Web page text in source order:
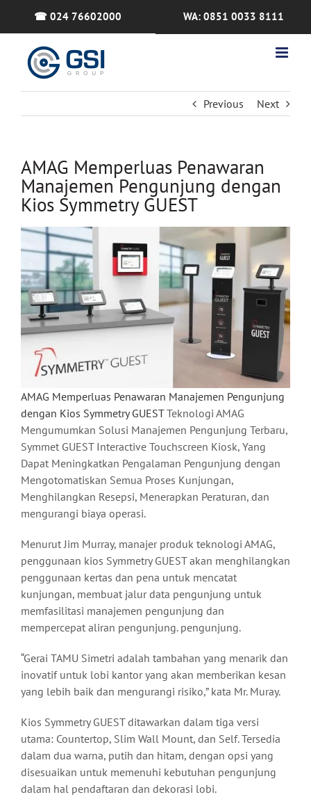
☎ 024 76602000 WA: 0851 0033 8111
Previous Next
AMAG Memperluas Penawaran
Manajemen Pengunjung dengan
Kios Symmetry GUEST
AMAG Memperluas Penawaran Manajemen Pengunjung
dengan Kios Symmetry GUESTTeknologi AMAG
Mengumumkan Solusi Manajemen Pengunjung Terbaru,
Symmet GUEST Interactive Touchscreen Kiosk, Yang
Dapat Meningkatkan Pengalaman Pengunjung dengan
Mengotomatiskan Semua Proses Kunjungan,
Menghilangkan Resepsi, Menerapkan Peraturan, dan
mengurangi biaya operasi.
Menurut Jim Murray, manajer produk teknologi AMAG,
penggunaan kios Symmetry GUEST akan menghilangkan
penggunaan kertas dan pena untuk mencatat
kunjungan, membuat jalur data pengunjung untuk
memfasilitasi manajemen pengunjung dan
mempercepat aliran pengunjung. pengunjung.
“Gerai TAMU Simetri adalah tambahan yang menarik dan
inovatif untuk lobi kantor yang akan memberikan kesan
yang lebih baik dan mengurangi risiko,” kata Mr. Muray.
Kios Symmetry GUEST ditawarkan dalam tiga versi
utama: Countertop, Slim Wall Mount, dan Self. Tersedia
dalam dua warna, putih dan hitam, dengan opsi yang
disesuaikan untuk memenuhi kebutuhan pengunjung
dalam hal pendaftaran dan dekorasi lobi.